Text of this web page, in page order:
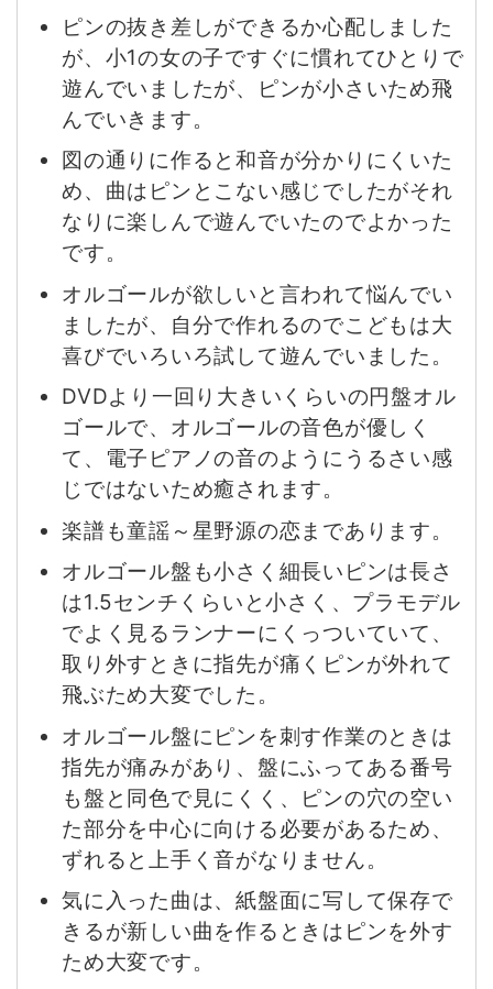
ピンの抜き差しができるか心配しました
が、小1の女の子ですぐに慣れてひとりで
遊んでいましたが、ピンが小さいため飛
んでいきます。
図の通りに作ると和音が分かりにくいた
め、曲はピンとこない感じでしたがそれ
なりに楽しんで遊んでいたのでよかった
です。
オルゴールが欲しいと言われて悩んでい
ましたが、自分で作れるのでこどもは大
喜びでいろいろ試して遊んでいました。
DVDより一回り大きいくらいの円盤オル
ゴールで、オルゴールの音色が優しく
て、電子ピアノの音のようにうるさい感
じではないため癒されます。
楽譜も童謡～星野源の恋まであります。
オルゴール盤も小さく細長いピンは長さ
は1.5センチくらいと小さく、プラモデル
でよく見るランナーにくっついていて、
取り外すときに指先が痛くピンが外れて
飛ぶため大変でした。
オルゴール盤にピンを刺す作業のときは
指先が痛みがあり、盤にふってある番号
も盤と同色で見にくく、ピンの穴の空い
た部分を中心に向ける必要があるため、
ずれると上手く音がなりません。
気に入った曲は、紙盤面に写して保存で
きるが新しい曲を作るときはピンを外す
ため大変です。